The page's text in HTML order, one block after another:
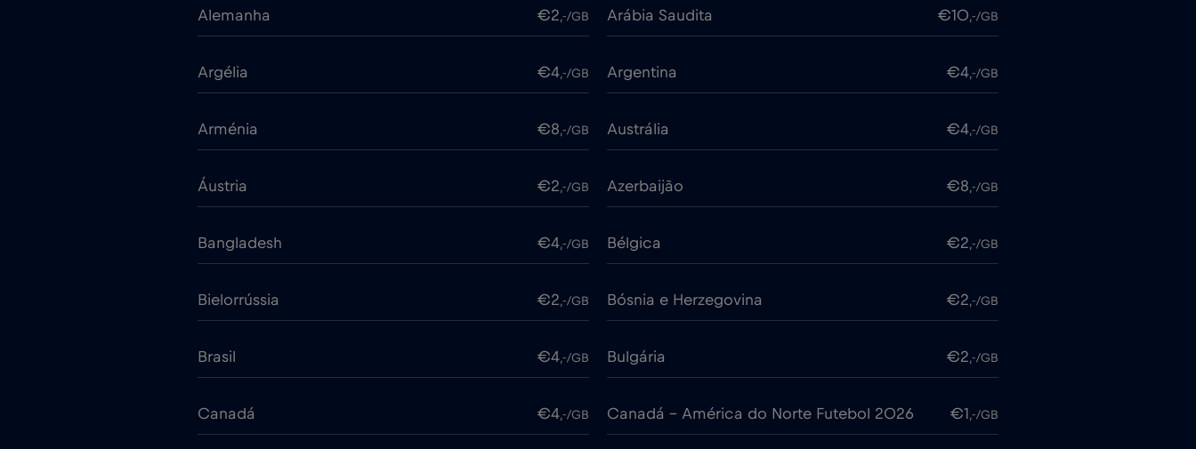
Alemanha €2,-/GB Arábia Saudita €10,-/GB
Argélia €4,-/GB Argentina €4,-/GB
Arménia €8,-/GB Austrália €4,-/GB
Áustria €2,-/GB Azerbaijão €8,-/GB
Bangladesh €4,-/GB Bélgica €2,-/GB
Bielorrússia €2,-/GB Bósnia e Herzegovina €2,-/GB
Brasil €4,-/GB Bulgária €2,-/GB
Canadá €4,-/GB Canadá - América do Norte Futebol 2026 €1 ,-/GB